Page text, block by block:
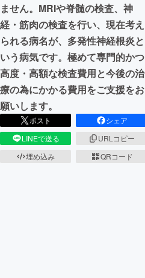
CAMPFIREふるさと納税
ません。MRIや脊髄の検査、神
経・筋肉の検査を行い、現在考え
られる病名が、多発性神経根炎と
いう病気です。極めて専門的かつ
高度・高額な検査費用と今後の治
療の為にかかる費用をご支援をお
願いします。
ポスト
シェア
LINEで送る
URLコピー
埋め込み
QRコード